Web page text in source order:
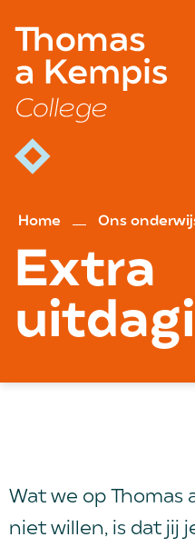
naar
inhoud
Home Ons
Extra
Wat we op Thomas
niet willen, is dat jij